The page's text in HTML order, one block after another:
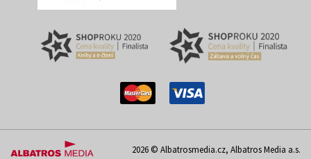
2026 © Albatrosmedia.cz, Albatros Media a.s.